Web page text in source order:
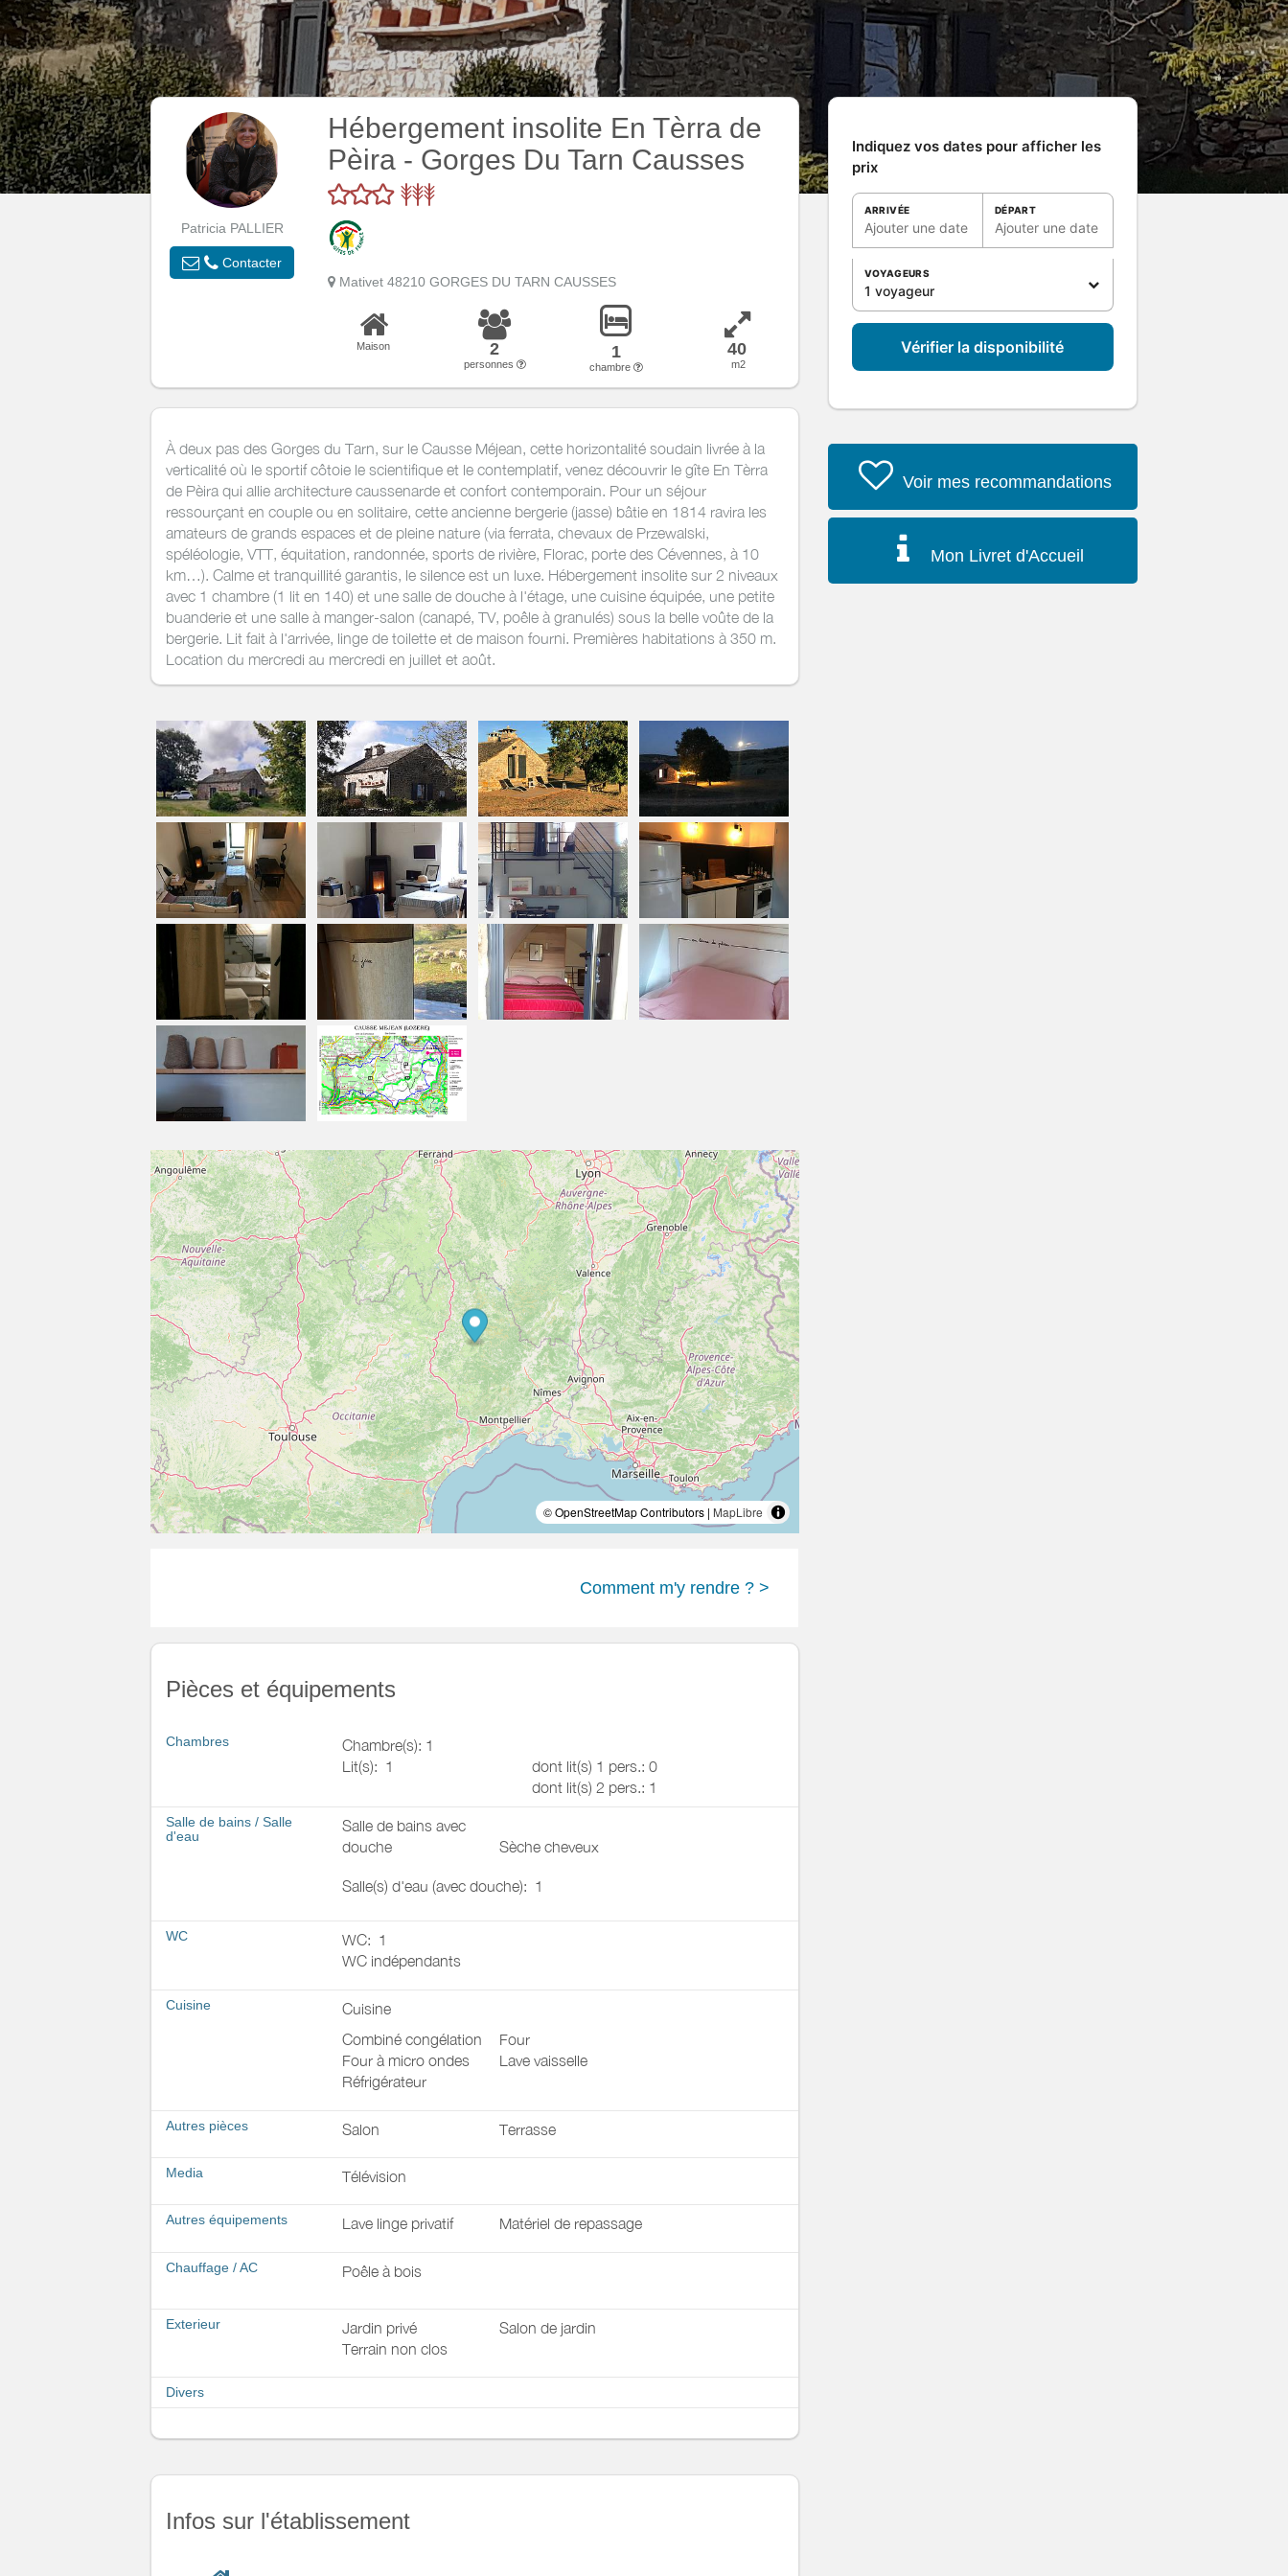
Patricia PALLIER
Contacter
Hébergement insolite En Tèrra de
Pèira - Gorges Du Tarn Causses
Mativet 48210 GORGES DU TARN CAUSSES
Maison 2
personnes
1
chambre
40
m2
À deux pas des Gorges du Tarn, sur le Causse Méjean, cette horizontalité soudain livrée à la
verticalité où le sportif côtoie le scientifique et le contemplatif, venez découvrir le gîte En Tèrra
de Pèira qui allie architecture caussenarde et confort contemporain. Pour un séjour
ressourçant en couple ou en solitaire, cette ancienne bergerie (jasse) bâtie en 1814 ravira les
amateurs de grands espaces et de pleine nature (via ferrata, chevaux de Przewalski,
spéléologie, VTT, équitation, randonnée, sports de rivière, Florac, porte des Cévennes, à 10
km…). Calme et tranquillité garantis, le silence est un luxe. Hébergement insolite sur 2 niveaux
avec 1 chambre (1 lit en 140) et une salle de douche à l'étage, une cuisine équipée, une petite
buanderie et une salle à manger-salon (canapé, TV, poêle à granulés) sous la belle voûte de la
bergerie. Lit fait à l'arrivée, linge de toilette et de maison fourni. Premières habitations à 350 m.
Location du mercredi au mercredi en juillet et août.
© OpenStreetMap Contributors | MapLibre
Comment m'y rendre ? >
Pièces et équipements
Chambres
Chambre(s): 1
Lit(s): 1
dont lit(s) 1 pers.: 0
dont lit(s) 2 pers.: 1
Salle de bains / Salle
d'eau
Salle de bains avec
douche
Sèche cheveux
Salle(s) d'eau (avec douche): 1
WC WC: 1
WC indépendants
Cuisine
Cuisine
Combiné congélation
Four
Four à micro ondes
Lave vaisselle
Réfrigérateur
Autres pièces Salon Terrasse
Media Télévision
Autres équipements Lave linge privatif Matériel de repassage
Chauffage / AC Poêle à bois
Exterieur Jardin privé
Salon de jardin
Terrain non clos
Divers
Infos sur l'établissement
Indiquez vos dates pour afficher les
prix
ARRIVÉE
Ajouter une date
DÉPART
Ajouter une date
VOYAGEURS
1 voyageur
Vérifier la disponibilité
Voir mes recommandations
Mon Livret d'Accueil